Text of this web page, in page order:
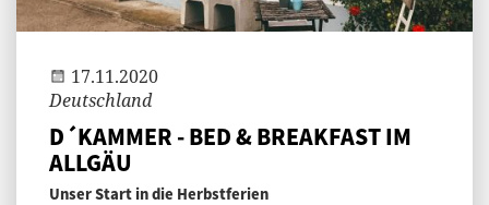
Jenny
17.11.2020
Deutschland
D´KAMMER - BED & BREAKFAST IM
ALLGÄU
Unser Start in die Herbstferien